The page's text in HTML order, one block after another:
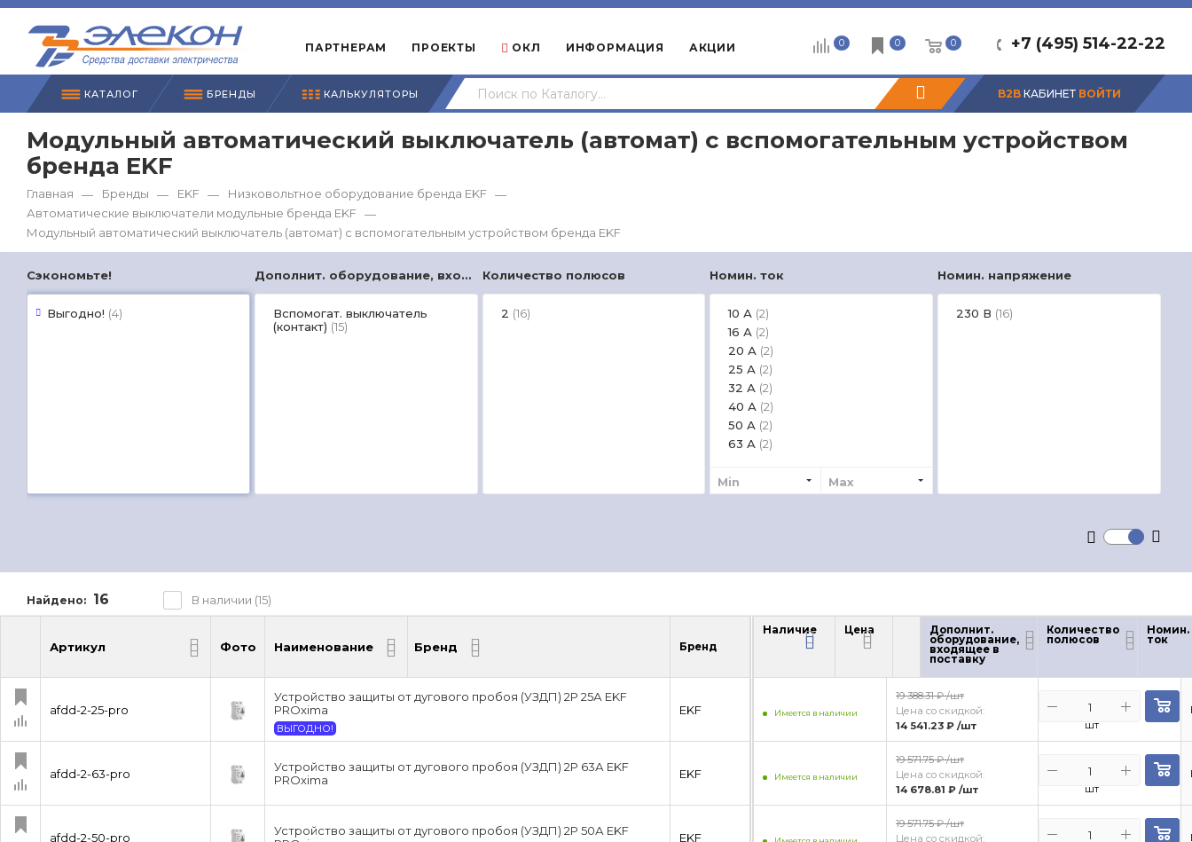
ПАРТНЕРАМ ПРОЕКТЫ ОКЛ ИНФОРМАЦИЯ АКЦИИ +7 (495) 514-22-22
0 0 0
B2B КАБИНЕТ ВОЙТИ
КАТАЛОГ БРЕНДЫ КАЛЬКУЛЯТОРЫ
Модульный автоматический выключатель (автомат) с вспомогательным устройством
бренда EKF
Главная — Бренды — EKF — Низковольтное оборудование бренда EKF —
Автоматические выключатели модульные бренда EKF —
Модульный автоматический выключатель (автомат) с вспомогательным устройством бренда EKF
Сэкономьте!
Выгодно! (4)
Дополнит. оборудование, входящее в поставку
Вспомогат. выключатель
(контакт) (15)
Количество полюсов
2 (16)
Номин. ток
10 А (2)
16 А (2)
20 А (2)
25 А (2)
32 А (2)
40 А (2)
50 А (2)
63 А (2)
Min Max
Номин. напряжение
230 В (16)
Найдено: 16 В наличии (15)
Артикул Фото Наименование Бренд
Наличие Цена Дополнит.
оборудование,
входящее в
поставку
Количество
полюсов
Номин.
ток
Артикул Фото Наименование Бренд
afdd-2-25-pro
Устройство защиты от дугового пробоя (УЗДП) 2P 25А EKF
PROxima
ВЫГОДНО!
EKF
afdd-2-63-pro
Устройство защиты от дугового пробоя (УЗДП) 2P 63А EKF
PROxima
EKF
afdd-2-50-pro
Устройство защиты от дугового пробоя (УЗДП) 2P 50А EKF
EKF
Наличие
Имеется в наличии
19 388.31 ₽ /шт
Цена со скидкой:
14 541.23 ₽ /шт шт
Имеется в наличии
19 571.75 ₽ /шт
Цена со скидкой:
14 678.81 ₽ /шт шт
19 571.75 ₽ /шт
Цена со скидкой: